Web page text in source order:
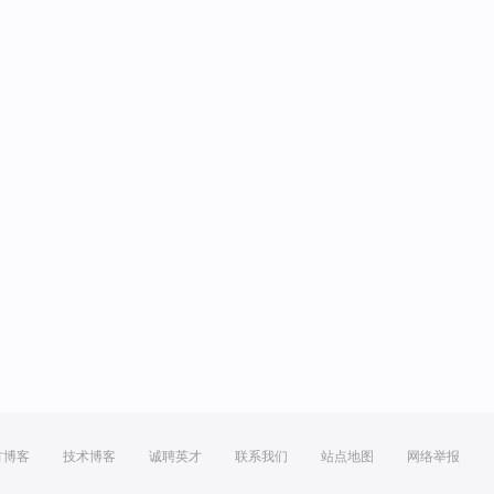
博客 技术博客 诚聘英才 联系我们 站点地图 网络举报